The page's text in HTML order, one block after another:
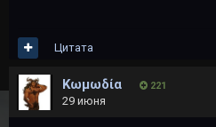
Цитата
Kωμωδία 221
29 июня